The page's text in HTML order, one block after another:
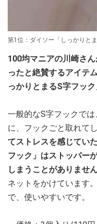
第1位：ダイソー「しっかりとま
100均マニアの川崎さ
ったと絶賛するアイテ
っかりとまるS字フック
一般的なS字フックで
に、フックごと取れて
てストレスを感じてい
フック」はストッパー
しまうことがありません
ネットをかけています
で、使いやすいです。